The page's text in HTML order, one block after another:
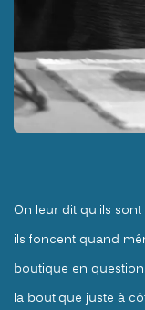
On leur dit qu'ils
ils foncent quand
boutique en
la boutique juste à